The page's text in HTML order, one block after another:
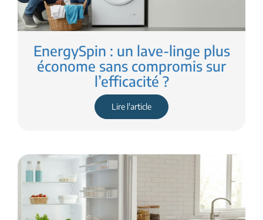
EnergySpin : un lave-linge plus
économe sans compromis sur
l’efficacité ?
Lire l'article